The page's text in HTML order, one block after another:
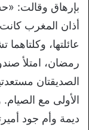
بإرهاق وقالت:
أذان المغرب
عائلتها،
رمضان، امتلأ
الصديقتان
الأولى مع
ديمة وأم جود